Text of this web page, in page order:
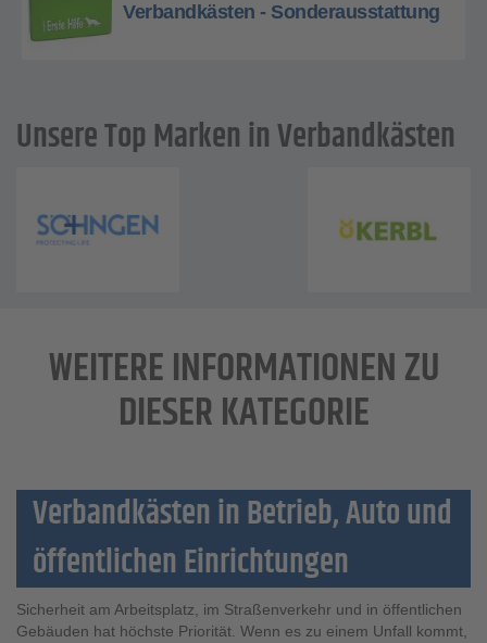
Verbandkästen - Sonderausstattung
Unsere Top Marken in Verbandkästen
WEITERE INFORMATIONEN ZU
DIESER KATEGORIE
Verbandkästen in Betrieb, Auto und
öffentlichen Einrichtungen
Sicherheit am Arbeitsplatz, im Straßenverkehr und in öffentlichen
Gebäuden hat höchste Priorität. Wenn es zu einem Unfall kommt,